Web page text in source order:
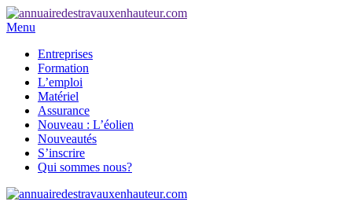
Menu
Entreprises
Formation
L’emploi
Matériel
Assurance
Nouveau : L’éolien
Nouveautés
S’inscrire
Qui sommes nous?